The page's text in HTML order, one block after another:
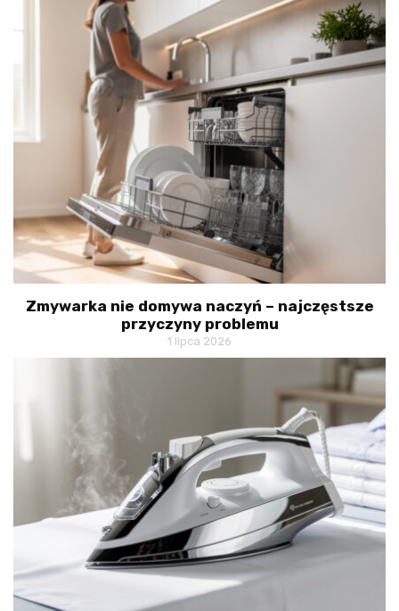
Zmywarka nie domywa naczyń – najczęstsze
przyczyny problemu
1 lipca 2026